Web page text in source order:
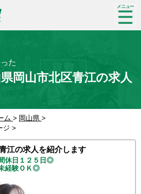
SP-
me
た
岡山市北区青江の求人
ム > 岡山県 >
ジ >
江の求人を紹介します
休日１２５日◎
経験ＯＫ◎